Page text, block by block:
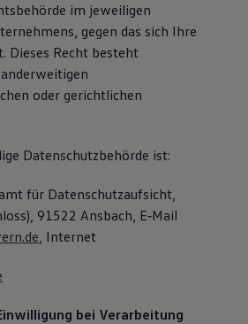
im jeweiligen
gegen das sich Ihre
Dieses Recht besteht
oder gerichtlichen
Datenschutzbehörde ist:
für Datenschutzaufsicht,
91522 Ansbach, E‐Mail
, Internet
bei Verarbeitung